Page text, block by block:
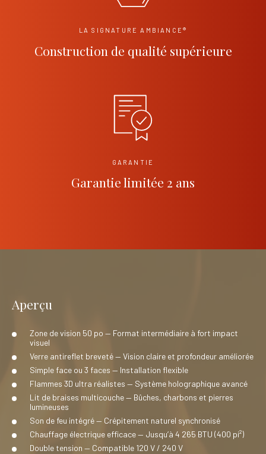
LA SIGNATURE AMBIANCE®
Construction de qualité supérieure
GARANTIE
Garantie limitée 2 ans
Aperçu
Zone de vision 50 po — Format intermédiaire à fort impact
visuel
Verre antireflet breveté — Vision claire et profondeur améliorée
Simple face ou 3 faces — Installation flexible
Flammes 3D ultra réalistes — Système holographique avancé
Lit de braises multicouche — Bûches, charbons et pierres
lumineuses
Son de feu intégré — Crépitement naturel synchronisé
Chauffage électrique efficace — Jusqu’à 4 265 BTU (400 pi²)
Double tension — Compatible 120 V / 240 V